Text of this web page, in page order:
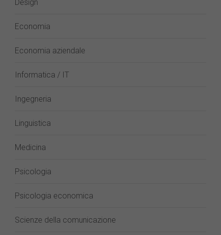
Design
Economia
Economia aziendale
Informatica / IT
Ingegneria
Linguistica
Medicina
Psicologia
Psicologia economica
Scienze della comunicazione